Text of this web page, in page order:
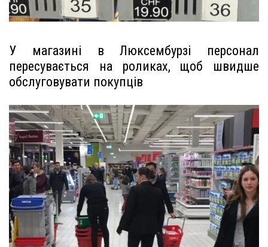
У магазині в Люксембурзі персонал
пересувається на роликах, щоб швидше
обслуговувати покупців